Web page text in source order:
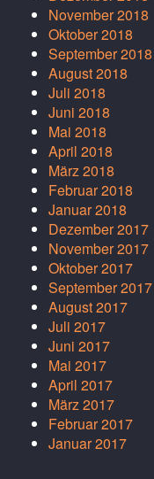
November 2018
Oktober 2018
September 2018
August 2018
Juli 2018
Juni 2018
Mai 2018
April 2018
März 2018
Februar 2018
Januar 2018
Dezember 2017
November 2017
Oktober 2017
September 2017
August 2017
Juli 2017
Juni 2017
Mai 2017
April 2017
März 2017
Februar 2017
Januar 2017